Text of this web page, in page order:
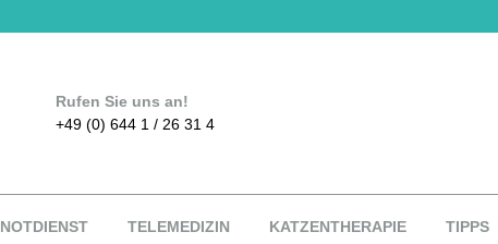
Rufen Sie uns an!
+49 (0) 644 1 / 26 31 4
NOTDIENST TELEMEDIZIN KATZENTHERAPIE TIPPS